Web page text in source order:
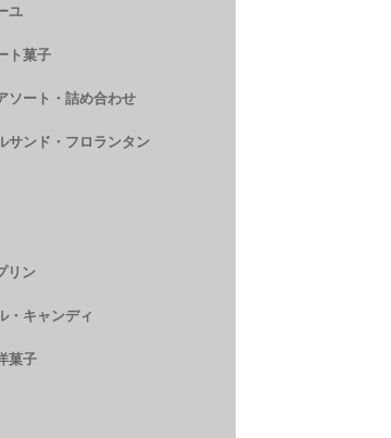
ユ
ト菓子
ソート・詰め合わせ
サンド・フロランタン
リン
・キャンディ
菓子